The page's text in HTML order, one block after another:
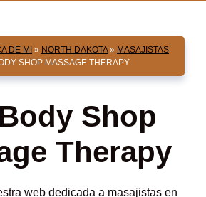
DE MI » NORTH DAKOTA» MASAJISTAS
SHOP MASSAGE THERAPY
Shop
Therapy
web dedicada a masajistas en